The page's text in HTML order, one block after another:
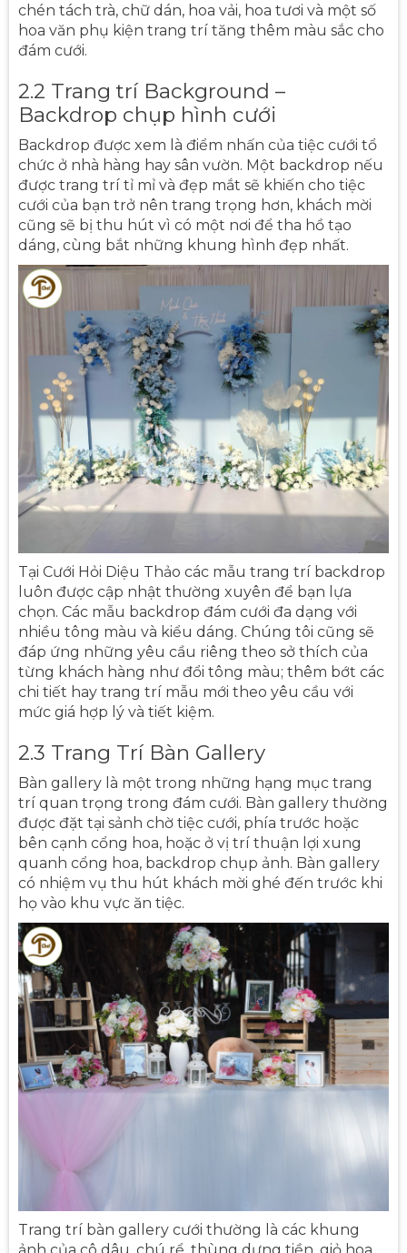
chén tách trà, chữ dán, hoa vải, hoa tươi và một số
hoa văn phụ kiện trang trí tăng thêm màu sắc cho
đám cưới.
2.2 Trang trí Background –
Backdrop chụp hình cưới
Backdrop được xem là điểm nhấn của tiệc cưới tổ
chức ở nhà hàng hay sân vườn. Một backdrop nếu
được trang trí tỉ mỉ và đẹp mắt sẽ khiến cho tiệc
cưới của bạn trở nên trang trọng hơn, khách mời
cũng sẽ bị thu hút vì có một nơi để tha hồ tạo
dáng, cùng bắt những khung hình đẹp nhất.
Tại Cưới Hỏi Diệu Thảo các mẫu trang trí backdrop
luôn được cập nhật thường xuyên để bạn lựa
chọn. Các mẫu backdrop đám cưới đa dạng với
nhiều tông màu và kiểu dáng. Chúng tôi cũng sẽ
đáp ứng những yêu cầu riêng theo sở thích của
từng khách hàng như đổi tông màu; thêm bớt các
chi tiết hay trang trí mẫu mới theo yêu cầu với
mức giá hợp lý và tiết kiệm.
2.3 Trang Trí Bàn Gallery
Bàn gallery là một trong những hạng mục trang
trí quan trọng trong đám cưới. Bàn gallery thường
được đặt tại sảnh chờ tiệc cưới, phía trước hoặc
bên cạnh cổng hoa, hoặc ở vị trí thuận lợi xung
quanh cổng hoa, backdrop chụp ảnh. Bàn gallery
có nhiệm vụ thu hút khách mời ghé đến trước khi
họ vào khu vực ăn tiệc.
Trang trí bàn gallery cưới thường là các khung